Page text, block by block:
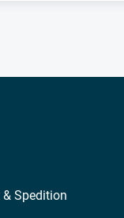
Spedition